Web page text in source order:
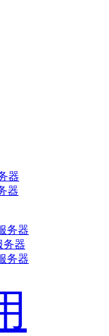
器
器
务器
务器
务器